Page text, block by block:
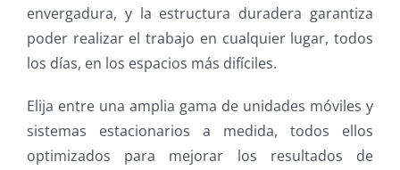
envergadura, y la estructura duradera garantiza
poder realizar el trabajo en cualquier lugar, todos
los días, en los espacios más difíciles.
Elija entre una amplia gama de unidades móviles y
sistemas estacionarios a medida, todos ellos
optimizados para mejorar los resultados de